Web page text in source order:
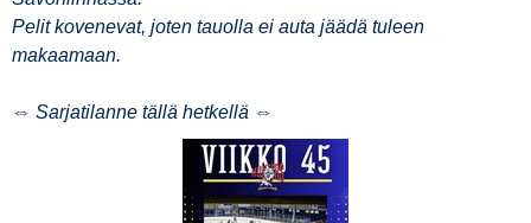
Pelit kovenevat, joten tauolla ei auta jäädä tuleen
makaamaan.
⇔ Sarjatilanne tällä hetkellä ⇔